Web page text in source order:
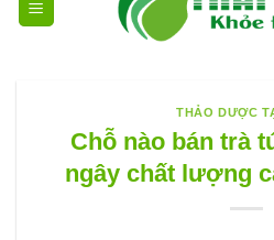
THẢO DƯỢC
Chỗ nào bán trà
ngây chất lượng